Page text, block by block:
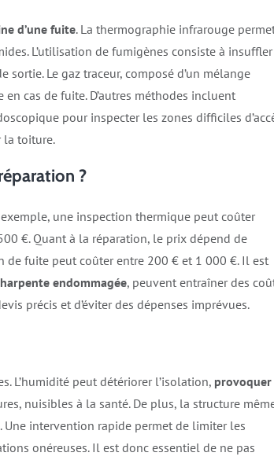
d’une fuite. La thermographie infrarouge
L’utilisation de fumigènes consiste à insuffler
Le gaz traceur, composé d’un mélange
cas de fuite. D’autres méthodes incluent
pour inspecter les zones difficiles
la toiture.​
?
une inspection thermique peut coûter
€. Quant à la réparation, le prix dépend de
de fuite peut coûter entre 200 € et 1 000 €. Il est
endommagée, peuvent entraîner des
précis et d’éviter des dépenses imprévues.​
L’humidité peut détériorer l’isolation, provoquer
nuisibles à la santé. De plus, la structure
Une intervention rapide permet de limiter les
onéreuses. Il est donc essentiel de ne pas